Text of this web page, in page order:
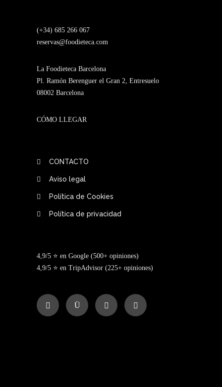
(+34) 685 266 067
reservas@foodieteca.com
La Foodieteca Barcelona
Pl. Ramón Berenguer el Gran 2, Entresuelo
08002 Barcelona
CÓMO LLEGAR
CONTACTO
Aviso legal
Política de Cookies
Política de privacidad
4,9/5 ⭐ en Google (500+ opiniones)
4,9/5 ⭐ en TripAdvisor (225+ opiniones)